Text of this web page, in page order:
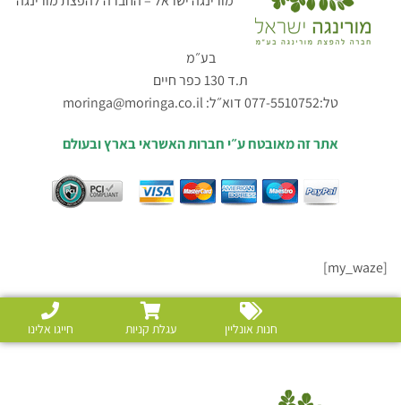
בע״מ
ת.ד 130 כפר חיים
טל:077-5510752 דוא״ל:
moringa@moringa.co.il
אתר זה מאובטח ע״י חברות האשראי בארץ ובעולם
[my_waze]
חנות אונליין עגלת קניות חייגו אלינו